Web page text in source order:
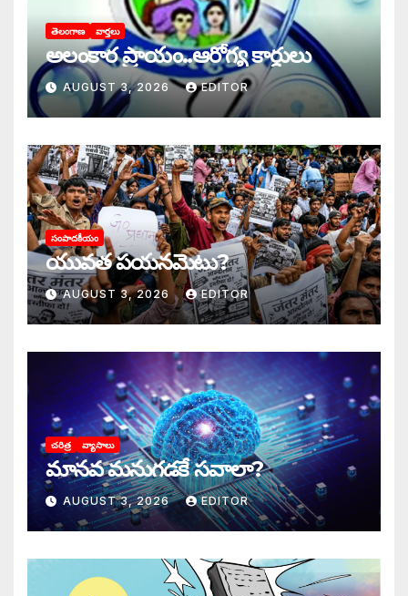
తెలంగాణ వార్తలు
అలంకార ప్రాయం..ఆరోగ్య కార్డులు
AUGUST 3, 2026 EDITOR
సంపాదకీయం
యువత పయనమెటు?
AUGUST 3, 2026 EDITOR
చరిత్ర వ్యాసాలు
మానవ మనుగడకే సవాలా?
AUGUST 3, 2026 EDITOR